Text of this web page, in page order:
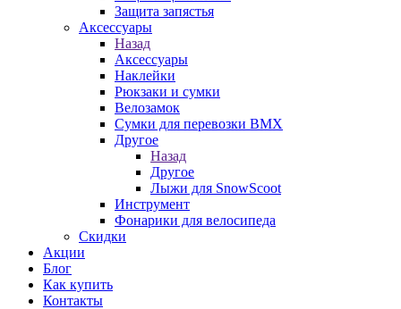
Защита запястья
Аксессуары
Назад
Аксессуары
Наклейки
Рюкзаки и сумки
Велозамок
Сумки для перевозки BMX
Другое
Назад
Другое
Лыжи для SnowScoot
Инструмент
Фонарики для велосипеда
Скидки
Акции
Блог
Как купить
Контакты